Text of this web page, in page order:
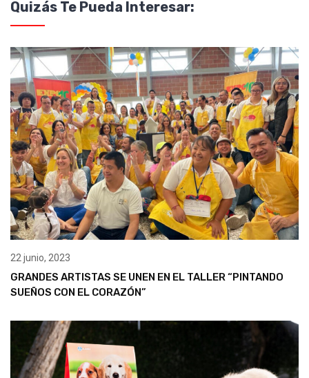
Quizás Te Pueda Interesar:
22 junio, 2023
GRANDES ARTISTAS SE UNEN EN EL TALLER “PINTANDO
SUEÑOS CON EL CORAZÓN”